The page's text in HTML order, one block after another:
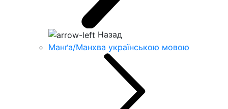
Назад
Манґа/Манхва українською мовою